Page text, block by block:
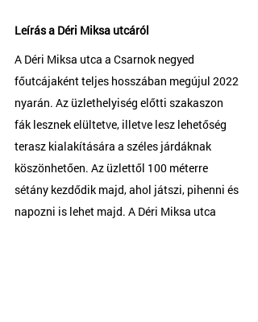
Leírás a Déri Miksa utcáról
A Déri Miksa utca a Csarnok negyed
főutcájaként teljes hosszában megújul 2022
nyarán. Az üzlethelyiség előtti szakaszon
fák lesznek elültetve, illetve lesz lehetőség
terasz kialakítására a széles járdáknak
köszönhetően. Az üzlettől 100 méterre
sétány kezdődik majd, ahol játszi, pihenni és
napozni is lehet majd. A Déri Miksa utca